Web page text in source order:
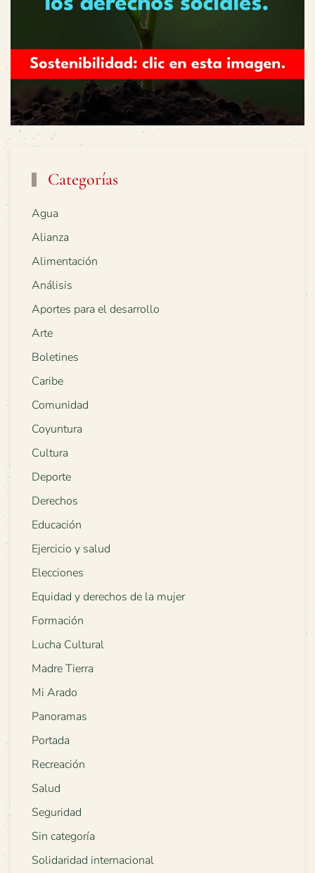
Categorías
Agua
Alianza
Alimentación
Análisis
Aportes para el desarrollo
Arte
Boletines
Caribe
Comunidad
Coyuntura
Cultura
Deporte
Derechos
Educación
Ejercicio y salud
Elecciones
Equidad y derechos de la mujer
Formación
Lucha Cultural
Madre Tierra
Mi Arado
Panoramas
Portada
Recreación
Salud
Seguridad
Sin categoría
Solidaridad internacional